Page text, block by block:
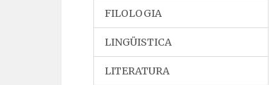
FILOLOGIA
LINGÜISTICA
LITERATURA